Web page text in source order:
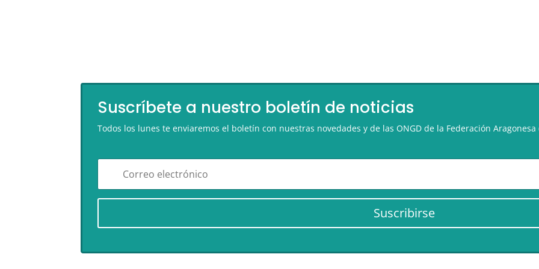
Suscríbete a nuestro boletín de noticias
Todos los lunes te enviaremos el boletín con nuestras novedades y de las ONGD de la Federación
Suscribirse